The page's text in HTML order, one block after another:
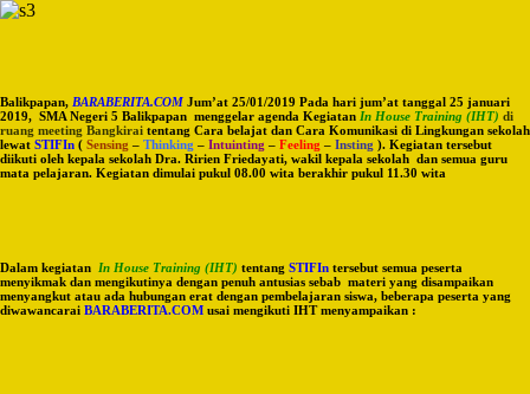
Balikpapan, BARABERITA.COM Jum’at 25/01/2019 Pada hari jum’at tanggal 25 januari
2019, SMA Negeri 5 Balikpapan menggelar agenda Kegiatan In House Training (IHT) di
ruang meeting Bangkirai tentang Cara belajat dan Cara Komunikasi di Lingkungan sekolah
lewat STIFIn ( Sensing – Thinking – Intuinting – Feeling – Insting ). Kegiatan tersebut
diikuti oleh kepala sekolah Dra. Ririen Friedayati, wakil kepala sekolah dan semua guru
mata pelajaran. Kegiatan dimulai pukul 08.00 wita berakhir pukul 11.30 wita
Dalam kegiatan In House Training (IHT) tentang STIFIn tersebut semua peserta
menyikmak dan mengikutinya dengan penuh antusias sebab materi yang disampaikan
menyangkut atau ada hubungan erat dengan pembelajaran siswa, beberapa peserta yang
diwawancarai BARABERITA.COM usai mengikuti IHT menyampaikan :